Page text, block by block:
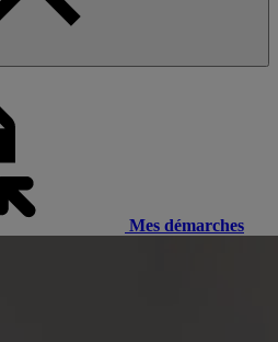
Mes démarches